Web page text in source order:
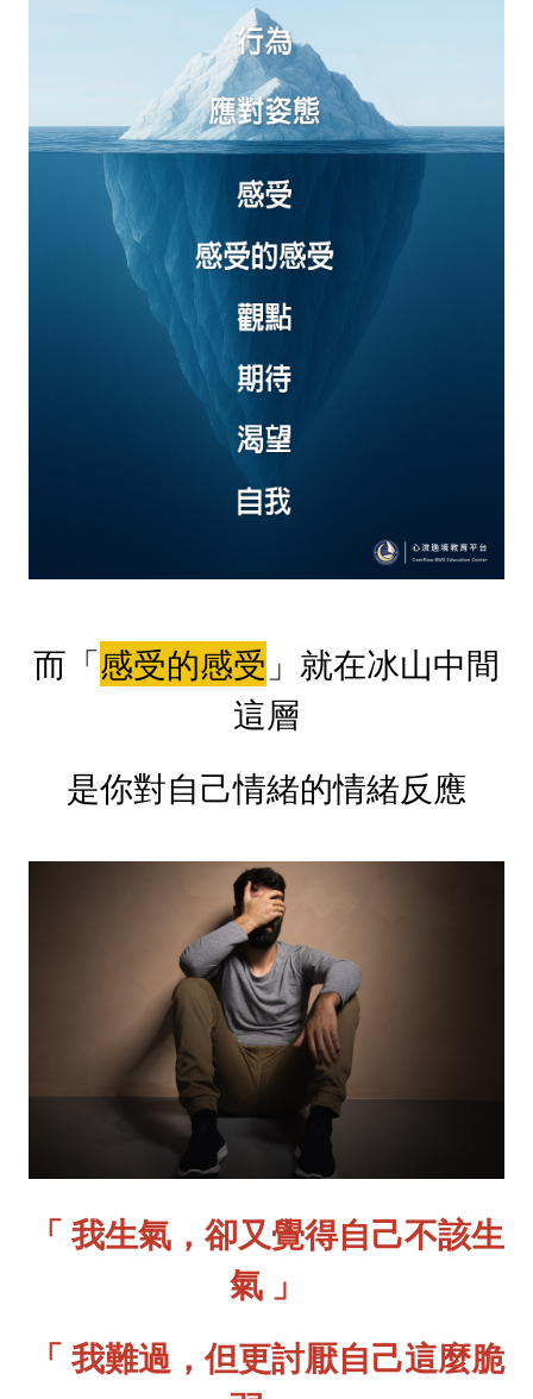
而「感受的感受 」就在冰山中間
這層
是你對自己情緒的情緒反應
「 我生氣，卻又覺得自己不該生
氣 」
「 我難過，但更討厭自己這麼脆